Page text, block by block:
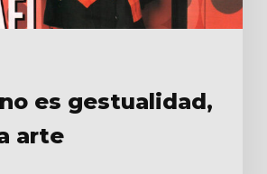
es gestualidad,
arte